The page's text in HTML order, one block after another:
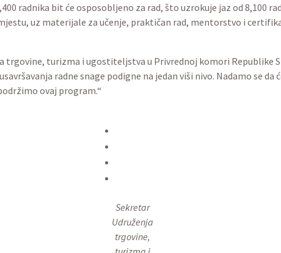
radnika bit će osposobljeno za rad, što uzrokuje jaz od 8,100
uz materijale za učenje, praktičan rad, mentorstvo i
trgovine, turizma i ugostiteljstva u Privrednoj komori Republike
radne snage podigne na jedan viši nivo. Nadamo se
ovaj program.“
Sekretar
Udruženja
trgovine,